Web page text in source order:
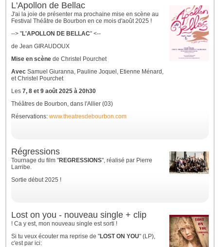
L'Apollon de Bellac
J'ai la joie de présenter ma prochaine mise en scène au
Festival Théâtre de Bourbon en ce mois d'août 2025 !
--> "L'APOLLON DE BELLAC" <--
de Jean GIRAUDOUX
Mise en scène de Christel Pourchet
Avec Samuel Giuranna, Pauline Joquel, Etienne Ménard,
et Christel Pourchet
Les7, 8 et 9 août 2025 à 20h30
Théâtres de Bourbon, dans l'Allier (03)
Réservations: www.theatresdebourbon.com
Régressions
Tournage du film "REGRESSIONS", réalisé par Pierre
Larribe.
Sortie début 2025 !
Lost on you - nouveau single + clip
! Ca y est, mon nouveau single est sorti !
Si tu veux écouter ma reprise de "LOST ON YOU" (LP),
c'est par ici: